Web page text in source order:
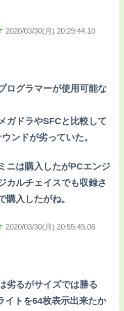
2020/03/30(月) 20:29:44.10
ログラマーが使用可能な
ガドラやSFCと比較して
ンドが劣っていた。
ニは購入したがPCエンジ
カルチェイスでも収録さ
購入したがね。
2020/03/30(月) 20:55:45.06
劣るがサイズでは勝る
イトを64枚表示出来たか